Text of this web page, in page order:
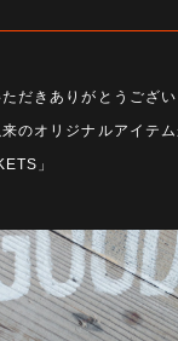
だきありがとうござい
のオリジナルアイテム
」